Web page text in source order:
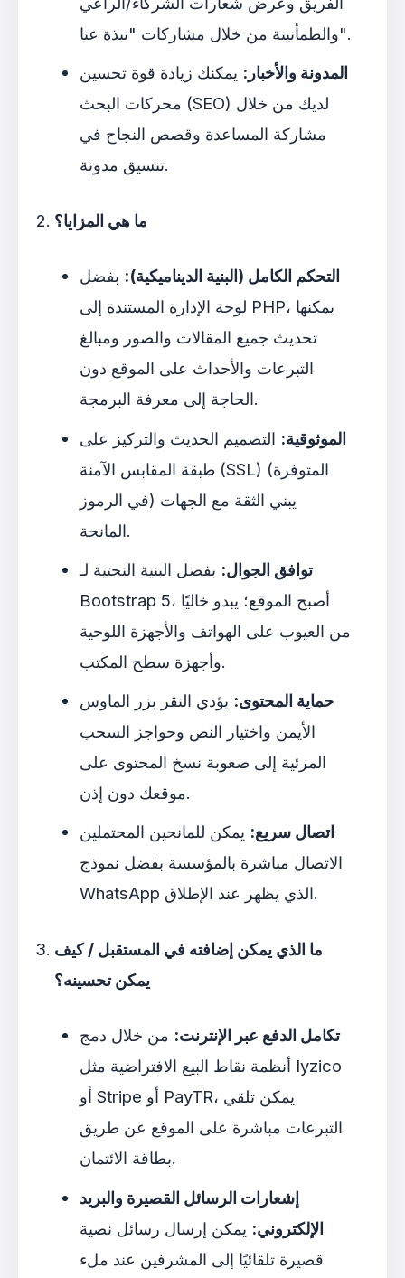
والطمأنينة من خلال مشاركات "نبذة عنا".
المدونة والأخبار: يمكنك زيادة قوة تحسين
محركات البحث (SEO) لديك من خلال
مشاركة المساعدة وقصص النجاح في
تنسيق مدونة.
ما هي المزايا؟
التحكم الكامل (البنية الديناميكية): بفضل
لوحة الإدارة المستندة إلى PHP، يمكنها
تحديث جميع المقالات والصور ومبالغ
التبرعات والأحداث على الموقع دون
الحاجة إلى معرفة البرمجة.
الموثوقية: التصميم الحديث والتركيز على
طبقة المقابس الآمنة (SSL) (المتوفرة
في الرموز) يبني الثقة مع الجهات
المانحة.
توافق الجوال: بفضل البنية التحتية لـ
Bootstrap 5، أصبح الموقع؛ يبدو خاليًا
من العيوب على الهواتف والأجهزة اللوحية
وأجهزة سطح المكتب.
حماية المحتوى: يؤدي النقر بزر الماوس
الأيمن واختيار النص وحواجز السحب
المرئية إلى صعوبة نسخ المحتوى على
موقعك دون إذن.
اتصال سريع: يمكن للمانحين المحتملين
الاتصال مباشرة بالمؤسسة بفضل نموذج
WhatsApp الذي يظهر عند الإطلاق.
ما الذي يمكن إضافته في المستقبل / كيف
يمكن تحسينه؟
تكامل الدفع عبر الإنترنت: من خلال دمج
أنظمة نقاط البيع الافتراضية مثل Iyzico
أو Stripe أو PayTR، يمكن تلقي
التبرعات مباشرة على الموقع عن طريق
بطاقة الائتمان.
إشعارات الرسائل القصيرة والبريد
الإلكتروني: يمكن إرسال رسائل نصية
قصيرة تلقائيًا إلى المشرفين عند ملء